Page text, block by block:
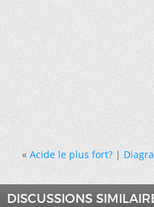
« Acide le plus fort?|
DISCUSSIONS